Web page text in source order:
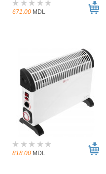
671.00 MDL
818.00 MDL